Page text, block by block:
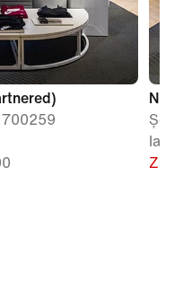
700259
Iasi,